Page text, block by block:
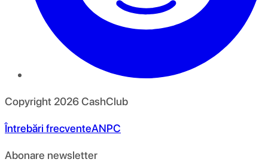
Copyright 2026CashClub
Întrebări frecventeANPC
Abonare newsletter